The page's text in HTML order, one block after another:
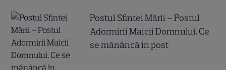
Postul Sfintei Mării – Postul
Adormirii Maicii Domnului. Ce
se mănâncă în post